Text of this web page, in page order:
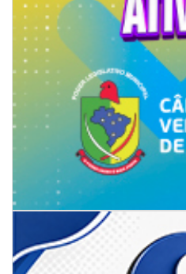
06/08/2026 | 07:00
Secretaria de Cultura retoma oficinas
modalidades para a comunidade
BALNEÁRIO CAMBORIÚ